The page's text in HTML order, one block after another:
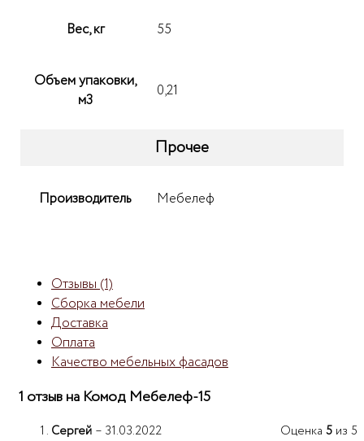
Вес, кг 55
Объем упаковки,
м3
0,21
Прочее
Производитель Мебелеф
Отзывы (1)
Сборка мебели
Доставка
Оплата
Качество мебельных фасадов
1 отзыв на Комод Мебелеф-15
Оценка 5 из 5
Сергей – 31.03.2022